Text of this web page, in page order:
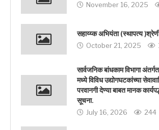
November 16, 2025
सहाय्य्क अभियंता (स्थापत्य
October 21, 2025
सार्वजनिक बांधकाम विभागा
मध्ये विविध उद्योगघटकांच्या
परवानगी देण्या बाबत मानक
सूचना.
July 16, 2026 244